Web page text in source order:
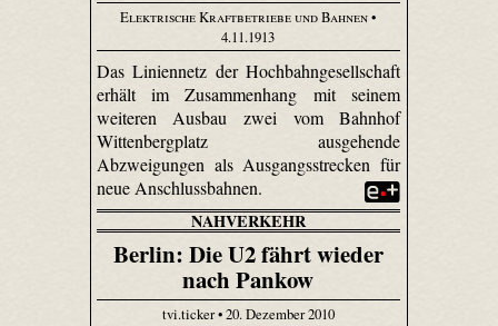
Elektrische Kraftbetriebe und Bahnen•
4.11.1913
Das Liniennetz der Hochbahngesellschaft
erhält im Zusammenhang mit seinem
weiteren Ausbau zwei vom Bahnhof
Wittenbergplatz ausgehende
Abzweigungen als Ausgangsstrecken für
neue Anschlussbahnen.
NAHVERKEHR
Berlin: Die U2 fährt wieder
nach Pankow
tvi.ticker • 20. Dezember 2010